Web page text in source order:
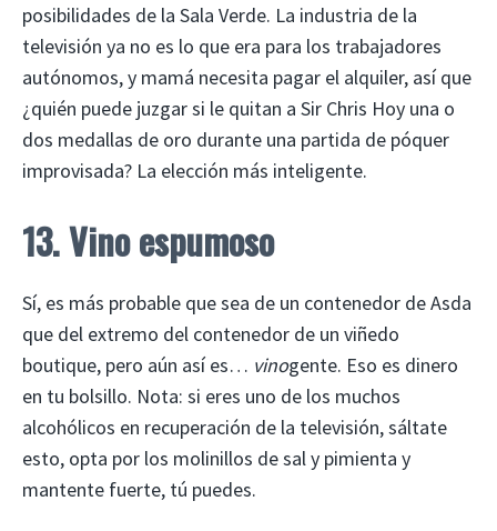
posibilidades de la Sala Verde. La industria de la
televisión ya no es lo que era para los trabajadores
autónomos, y mamá necesita pagar el alquiler, así que
¿quién puede juzgar si le quitan a Sir Chris Hoy una o
dos medallas de oro durante una partida de póquer
improvisada? La elección más inteligente.
13. Vino espumoso
Sí, es más probable que sea de un contenedor de Asda
que del extremo del contenedor de un viñedo
boutique, pero aún así es… vinogente. Eso es dinero
en tu bolsillo. Nota: si eres uno de los muchos
alcohólicos en recuperación de la televisión, sáltate
esto, opta por los molinillos de sal y pimienta y
mantente fuerte, tú puedes.